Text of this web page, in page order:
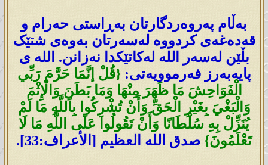
بەڵام پەروەردگارتان بەڕاستی حەرام و
قەدەغەی کردووە لەسەرتان بەوەی شتێک
بڵێن لەسەر اللە لەکاتێکدا نەزانن. اللە ی
پایەبەرز فەرموویەتی:{قُلْ إنَّمَا حَرَّمَ رَبِّي
الْفَوَاحِشَ مَا ظَهَرَ مِنْهَا وَمَا بَطَنَ وَالْإِثْمَ
وَالْبَغْيَ بِغَيْرِ الْحَقِّ وَأَنْ تُشْرِكُوا بِاَللَّهِ مَا لَمْ
يُنَزِّلْ بِهِ سُلْطَانًا وَأَنْ تَقُولُوا عَلَى اللَّهِ مَا لَا
تَعْلَمُونَ} صدق الله العظيم [الأعراف:33].